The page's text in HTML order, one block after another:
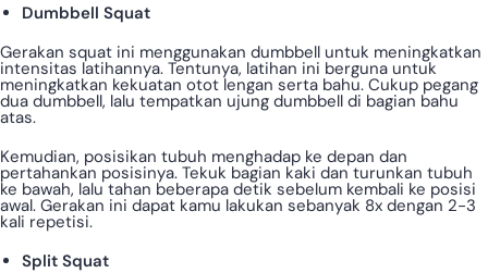
Dumbbell Squat
Gerakan squat ini menggunakan dumbbell untuk meningkatkan
intensitas latihannya. Tentunya, latihan ini berguna untuk
meningkatkan kekuatan otot lengan serta bahu. Cukup pegang
dua dumbbell, lalu tempatkan ujung dumbbell di bagian bahu
atas.
Kemudian, posisikan tubuh menghadap ke depan dan
pertahankan posisinya. Tekuk bagian kaki dan turunkan tubuh
ke bawah, lalu tahan beberapa detik sebelum kembali ke posisi
awal. Gerakan ini dapat kamu lakukan sebanyak 8x dengan 2-3
kali repetisi.
Split Squat